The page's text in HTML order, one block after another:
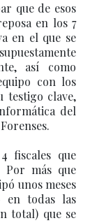
que de esos
en los 7
en el que se
así como
con los
testigo clave,
del
fiscales que
Por más que
unos meses
en todas las
total) que se